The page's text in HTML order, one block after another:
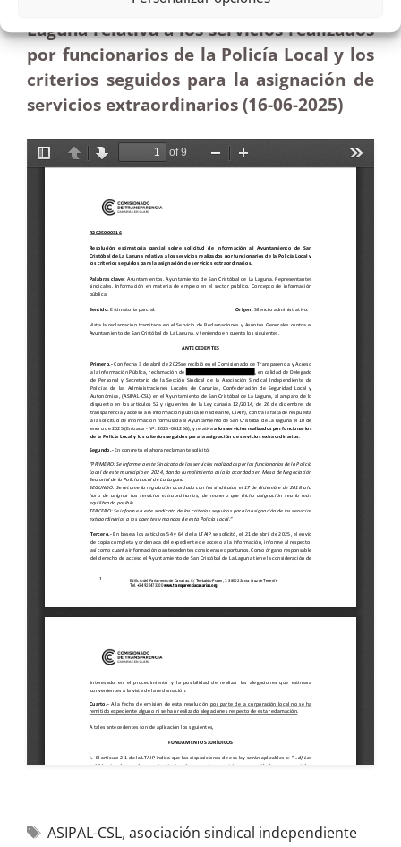
Laguna relativa a los servicios realizados
por funcionarios de la Policía Local y los
criterios seguidos para la asignación de
servicios extraordinarios (16-06-2025)
ASIPAL-CSL, asociación sindical independiente